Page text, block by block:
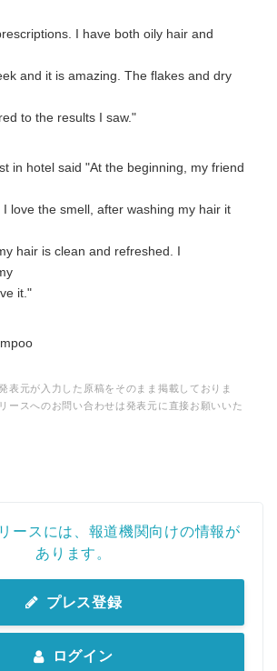
I have both oily hair and
and it is amazing. The flakes and dry
to the results I saw."
in hotel said "At the beginning, my friend
love the smell, after washing my hair it
hair is clean and refreshed. I
it."
表元が入力した原稿をそのまま掲載しておりま
ースへのお問い合わせは発表元に直接お願いいた
ースには、報道機関向けの情報が
あります。
プレス登録
ログイン